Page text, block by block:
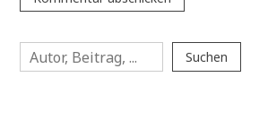
Suchen
Suchen